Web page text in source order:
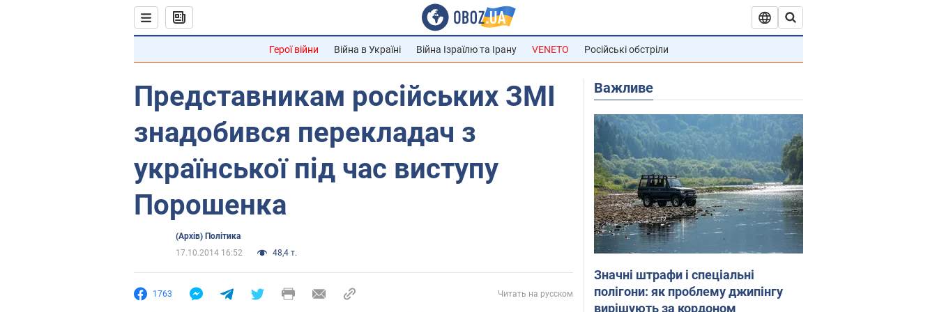
Герої війни Війна в Україні Війна Ізраїлю та Ірану VENETO Російські обстріли
Представникам російських ЗМІ
знадобився перекладач з
української під час виступу
Порошенка
(Архів) Політика
17.10.2014 16:52
48,4 т.
1763 Читать на русском
Важливе
Значні штрафи і спеціальні
полігони: як проблему джипінгу
вирішують за кордоном